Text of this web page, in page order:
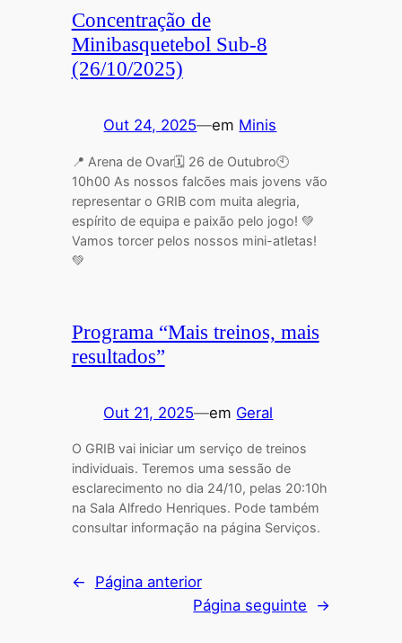
Concentração de
Minibasquetebol Sub-8
(26/10/2025)
Out 24, 2025—em Minis
📍 Arena de Ovar🗓 26 de Outubro🕙
10h00 As nossos falcões mais jovens vão
representar o GRIB com muita alegria,
espírito de equipa e paixão pelo jogo! 💚
Vamos torcer pelos nossos mini-atletas!
💚
Programa “Mais treinos, mais
resultados”
Out 21, 2025—em Geral
O GRIB vai iniciar um serviço de treinos
individuais. Teremos uma sessão de
esclarecimento no dia 24/10, pelas 20:10h
na Sala Alfredo Henriques. Pode também
consultar informação na página Serviços.
←
Página anterior
Página seguinte
→